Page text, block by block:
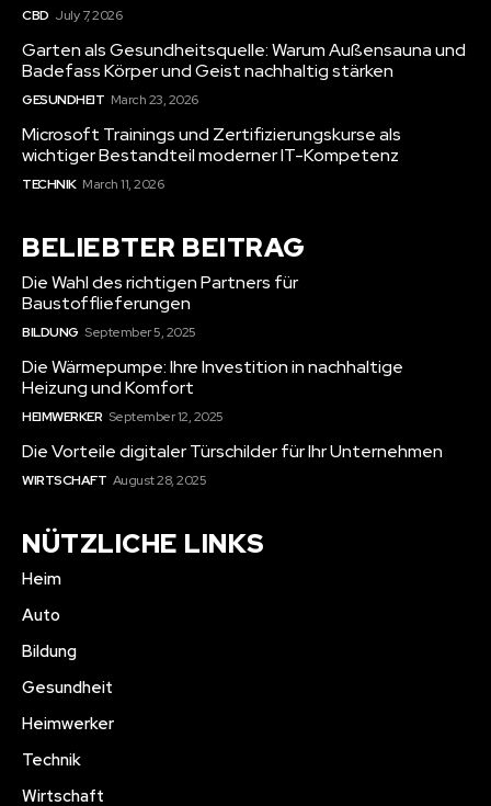
CBD July 7, 2026
Garten als Gesundheitsquelle: Warum Außensauna und
Badefass Körper und Geist nachhaltig stärken
GESUNDHEIT March 23, 2026
Microsoft Trainings und Zertifizierungskurse als
wichtiger Bestandteil moderner IT-Kompetenz
TECHNIK March 11, 2026
BELIEBTER BEITRAG
Die Wahl des richtigen Partners für
Baustofflieferungen
BILDUNG September 5, 2025
Die Wärmepumpe: Ihre Investition in nachhaltige
Heizung und Komfort
HEIMWERKER September 12, 2025
Die Vorteile digitaler Türschilder für Ihr Unternehmen
WIRTSCHAFT August 28, 2025
NÜTZLICHE LINKS
Heim
Auto
Bildung
Gesundheit
Heimwerker
Technik
Wirtschaft